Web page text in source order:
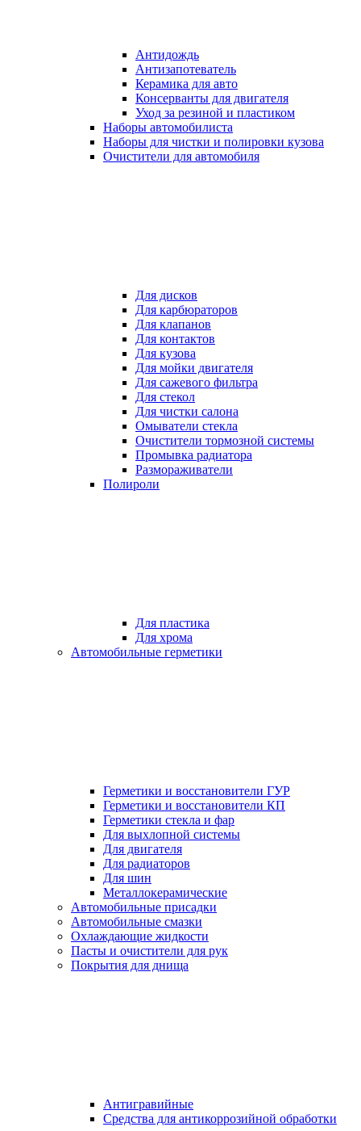
Антидождь
Антизапотеватель
Керамика для авто
Консерванты для двигателя
Уход за резиной и пластиком
Наборы автомобилиста
Наборы для чистки и полировки кузова
Очистители для автомобиля
Для дисков
Для карбюраторов
Для клапанов
Для контактов
Для кузова
Для мойки двигателя
Для сажевого фильтра
Для стекол
Для чистки салона
Омыватели стекла
Очистители тормозной системы
Промывка радиатора
Размораживатели
Полироли
Для пластика
Для хрома
Автомобильные герметики
Герметики и восстановители ГУР
Герметики и восстановители КП
Герметики стекла и фар
Для выхлопной системы
Для двигателя
Для радиаторов
Для шин
Металлокерамические
Автомобильные присадки
Автомобильные смазки
Охлаждающие жидкости
Пасты и очистители для рук
Покрытия для днища
Антигравийные
Средства для антикоррозийной обработки